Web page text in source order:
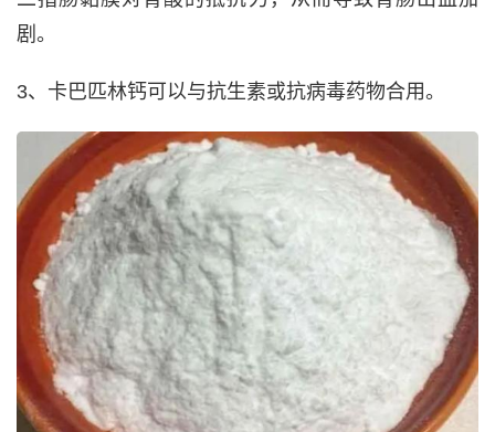
剧。
3、卡巴匹林钙可以与抗生素或抗病毒药物合用。